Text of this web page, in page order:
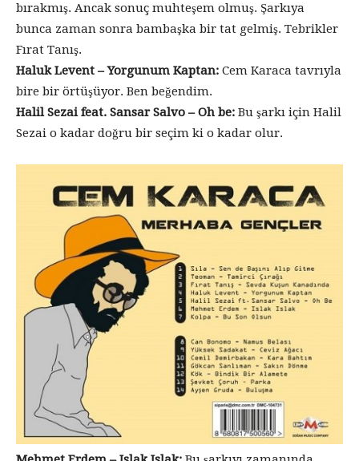
bırakmış. Ancak sonuç muhteşem olmuş. Şarkıya
bunca zaman sonra bambaşka bir tat gelmiş. Tebrikler
Fırat Tanış.
Haluk Levent – Yorgunum Kaptan: Cem Karaca tavrıyla
bire bir örtüşüyor. Ben beğendim.
Halil Sezai feat. Sansar Salvo – Oh be: Bu şarkı için Halil
Sezai o kadar doğru bir seçim ki o kadar olur.